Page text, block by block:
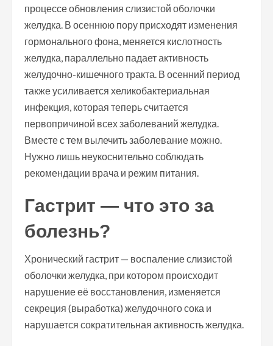
процессе обновления слизистой оболочки
желудка. В осеннюю пору присходят изменения
гормонального фона, меняется кислотность
желудка, параллельно падает активность
желудочно-кишечного тракта. В осенний период
также усиливается хеликобактериальная
инфекция, которая теперь считается
первопричиной всех заболеваний желудка.
Вместе с тем вылечить заболевание можно.
Нужно лишь неукоснительно соблюдать
рекомендации врача и режим питания.
Гастрит — что это за
болезнь?
Хронический гастрит — воспаление слизистой
оболочки желудка, при котором происходит
нарушение её восстановления, изменяется
секреция (выработка) желудочного сока и
нарушается сократительная активность желудка.